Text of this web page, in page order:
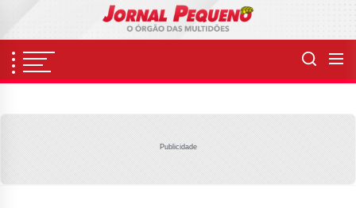
content
Publicidade